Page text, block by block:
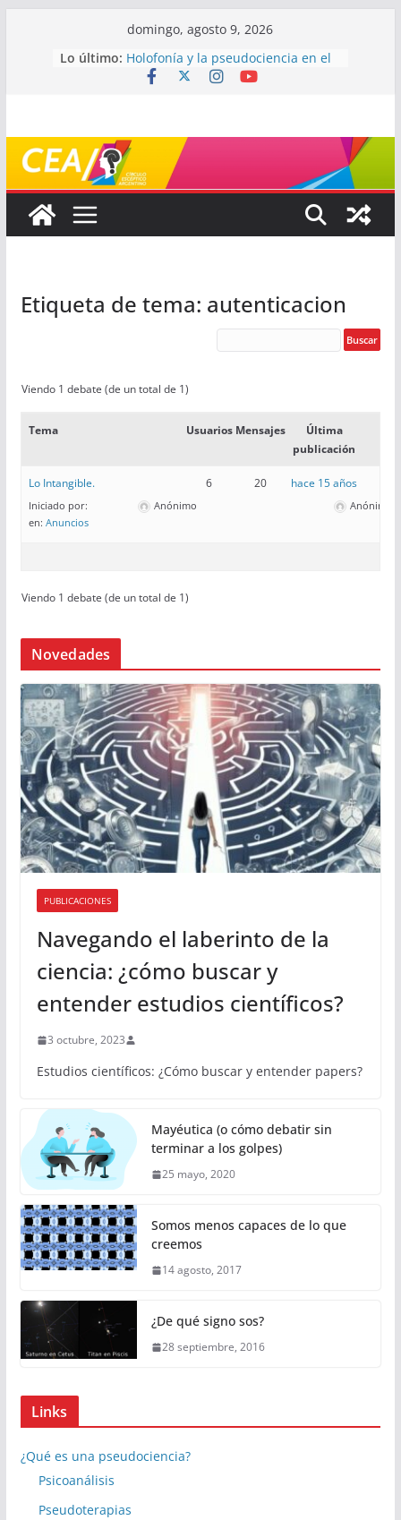
domingo, agosto 9, 2026
Lo último: Holofonía y la pseudociencia en el
audio
Mayéutica (o cómo debatir sin
terminar a los golpes)
Somos menos capaces de lo que
Etiqueta de tema: autenticacion
Viendo 1 debate (de un total de 1)
Tema Usuarios Mensajes
Última
publicación
Lo Intangible.
Iniciado por:
Anónimo
en: Anuncios
6 20 hace 15 años
Anónimo
Viendo 1 debate (de un total de 1)
Novedades
PUBLICACIONES
Navegando el laberinto de la
ciencia: ¿cómo buscar y
entender estudios científicos?
3 octubre, 2023
Estudios científicos: ¿Cómo buscar y entender papers?
Mayéutica (o cómo debatir sin
terminar a los golpes)
25 mayo, 2020
Somos menos capaces de lo que
creemos
14 agosto, 2017
¿De qué signo sos?
28 septiembre, 2016
Links
¿Qué es una pseudociencia?
Psicoanálisis
Pseudoterapias